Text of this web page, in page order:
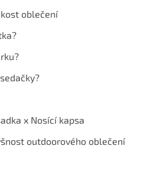
oblečení
x Nosící kapsa
outdoorového oblečení